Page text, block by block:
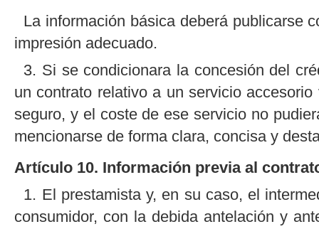
La información básica deberá publicarse
impresión adecuado.
3. Si se condicionara la concesión del
un contrato relativo a un servicio
seguro, y el coste de ese servicio no
mencionarse de forma clara, concisa y
Artículo 10. Información previa al
1. El prestamista y, en su caso, el
consumidor, con la debida antelación y